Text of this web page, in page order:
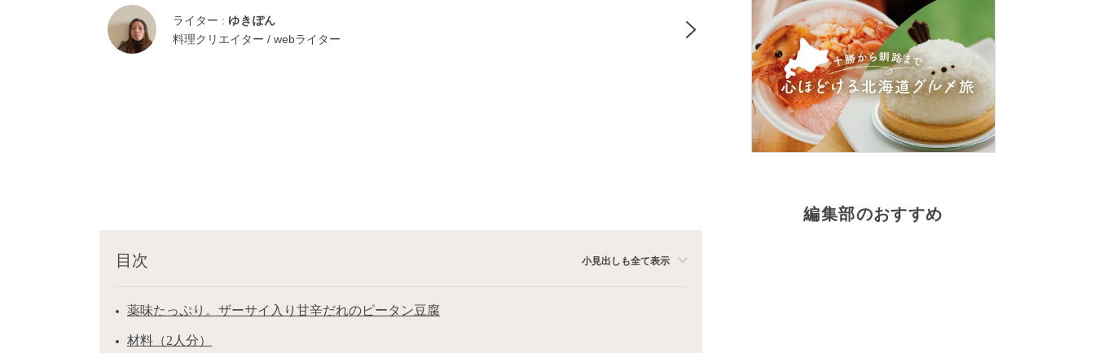
ライター : ゆきぽん
料理クリエイター / webライター
目次 小見出しも全て表示
薬味たっぷり。ザーサイ入り甘辛だれのピータン豆腐
材料（2人分）
編集部のおすすめ